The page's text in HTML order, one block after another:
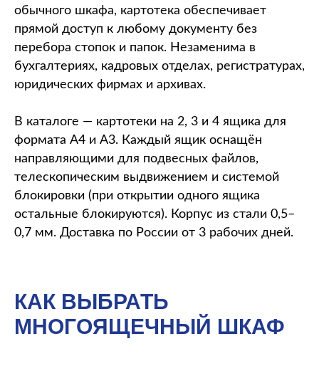
обычного шкафа, картотека обеспечивает
прямой доступ к любому документу без
перебора стопок и папок. Незаменима в
бухгалтериях, кадровых отделах, регистратурах,
юридических фирмах и архивах.
В каталоге — картотеки на 2, 3 и 4 ящика для
формата А4 и А3. Каждый ящик оснащён
направляющими для подвесных файлов,
телескопическим выдвижением и системой
блокировки (при открытии одного ящика
остальные блокируются). Корпус из стали 0,5–
0,7 мм. Доставка по России от 3 рабочих дней.
КАК ВЫБРАТЬ
МНОГОЯЩЕЧНЫЙ ШКАФ